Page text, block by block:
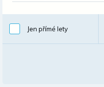
Jen přímé lety